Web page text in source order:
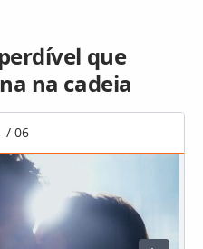
que
na cadeia